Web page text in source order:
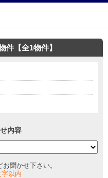
件【全1物件】
内容
聞かせ下さい。
以内